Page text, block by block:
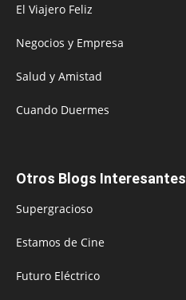
El Viajero Feliz
Negocios y Empresa
Salud y Amistad
Cuando Duermes
Otros Blogs Interesantes
Supergracioso
Estamos de Cine
Futuro Eléctrico